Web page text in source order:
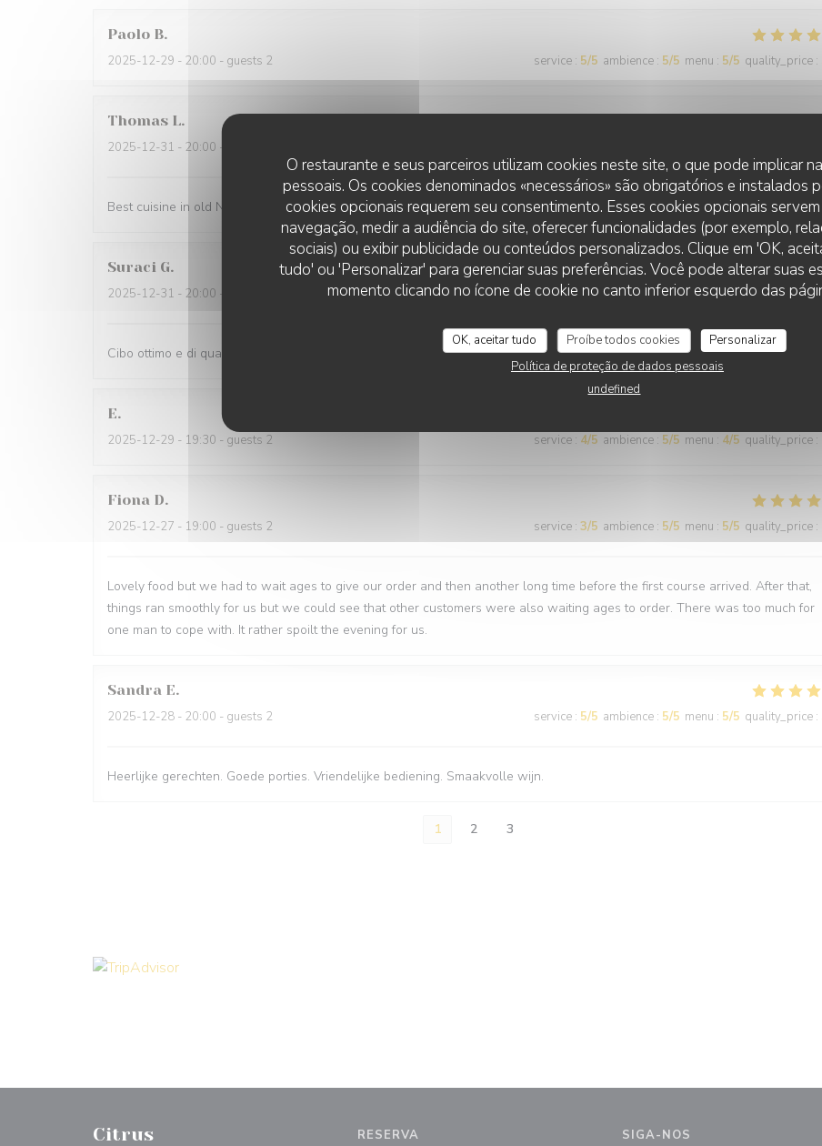
O restaurante e seus parceiros utilizam cookies neste site, o que pode implicar
pessoais. Os cookies denominados «necessários» são obrigatórios e instalados
cookies opcionais requerem seu consentimento. Esses cookies opcionais
navegação, medir a audiência do site, oferecer funcionalidades (por exemplo,
sociais) ou exibir publicidade ou conteúdos personalizados. Clique em 'OK,
tudo' ou 'Personalizar' para gerenciar suas preferências. Você pode alterar suas
momento clicando no ícone de cookie no canto inferior esquerdo das
OK, aceitar tudo Proíbe todos cookies
Personalizar
Política de proteção de dados pessoais
undefined
Paolo B
2025-12-29 - 20:00 - guests 2 service : 5/5 ambience : 5/5 menu : 5/5 quality_price :
Thomas L
2025-12-31 - 20:00 - guests 2
Best cuisine in old Nice.
Suraci G
2025-12-31 - 20:00 - guests 2 service: 5/5 ambience:5/5 menu: 5/5 quality_price:
Cibo ottimo e di qualità, servizio eccellente,complimenti
E
2025-12-29 - 19:30 - guests 2 service : 4/5 ambience : 5/5 menu : 4/5 quality_price :
Fiona D
2025-12-27 - 19:00 - guests 2 service : 3/5 ambience : 5/5 menu : 5/5 quality_price :
Lovely food but we had to wait ages to give our order and then another long time before the first course arrived. After that,
things ran smoothly for us but we could see that other customers were also waiting ages to order. There was too much for
one man to cope with. It rather spoilt the evening for us.
Sandra E
2025-12-28 - 20:00 - guests 2 service : 5/5 ambience : 5/5 menu : 5/5 quality_price :
Heerlijke gerechten. Goede porties. Vriendelijke bediening. Smaakvolle wijn.
1 2 3
Citrus RESERVA SIGA-NOS